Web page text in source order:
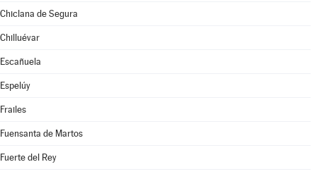
Chiclana de Segura
Chilluévar
Escañuela
Espelúy
Frailes
Fuensanta de Martos
Fuerte del Rey